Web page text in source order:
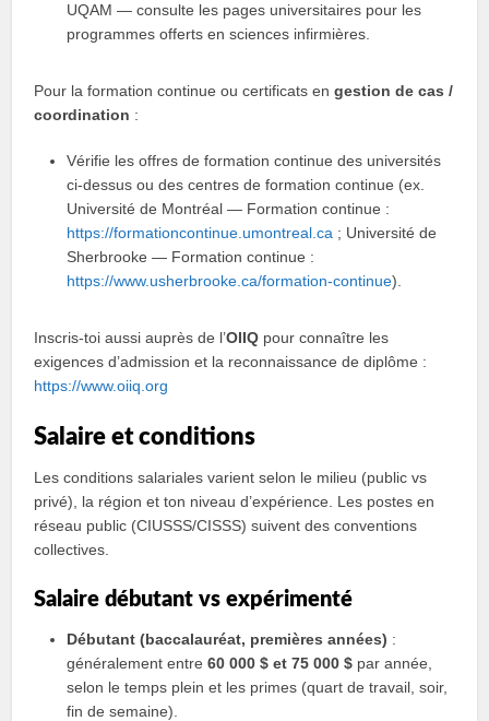
UQAM — consulte les pages universitaires pour les
programmes offerts en sciences infirmières.
Pour la formation continue ou certificats engestion de cas /
coordination :
Vérifie les offres de formation continue des universités
ci‑dessus ou des centres de formation continue (ex.
Université de Montréal — Formation continue :
https://formationcontinue.umontreal.ca ; Université de
Sherbrooke — Formation continue :
https://www.usherbrooke.ca/formation-continue).
Inscris-toi aussi auprès de l’OIIQ pour connaître les
exigences d’admission et la reconnaissance de diplôme :
https://www.oiiq.org
Salaire et conditions
Les conditions salariales varient selon le milieu (public vs
privé), la région et ton niveau d’expérience. Les postes en
réseau public (CIUSSS/CISSS) suivent des conventions
collectives.
Salaire débutant vs expérimenté
Débutant (baccalauréat, premières années) :
généralement entre60 000 $ et 75 000 $ par année,
selon le temps plein et les primes (quart de travail, soir,
fin de semaine).